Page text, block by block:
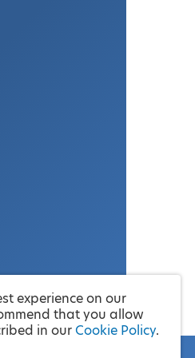
experience on our
that you allow
in our Cookie Policy.